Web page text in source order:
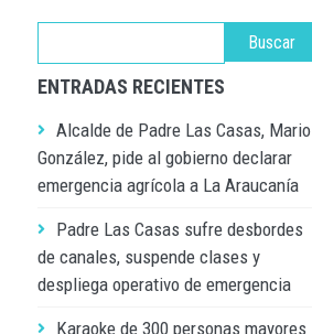
ENTRADAS RECIENTES
Alcalde de Padre Las Casas, Mario
González, pide al gobierno declarar
emergencia agrícola a La Araucanía
Padre Las Casas sufre desbordes
de canales, suspende clases y
despliega operativo de emergencia
Karaoke de 300 personas mayores